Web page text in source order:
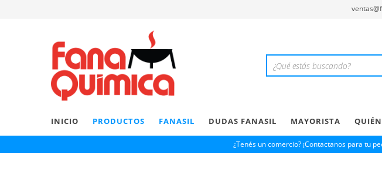
INICIO PRODUCTOS FANASIL DUDAS FANASIL MAYORISTA
¿Tenés un comercio? ¡Contactanos para tu